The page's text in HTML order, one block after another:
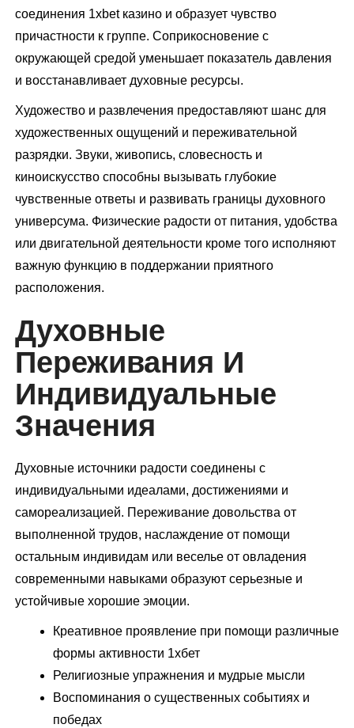
соединения 1xbet казино и образует чувство
причастности к группе. Соприкосновение с
окружающей средой уменьшает показатель давления
и восстанавливает духовные ресурсы.
Художество и развлечения предоставляют шанс для
художественных ощущений и переживательной
разрядки. Звуки, живопись, словесность и
киноискусство способны вызывать глубокие
чувственные ответы и развивать границы духовного
универсума. Физические радости от питания, удобства
или двигательной деятельности кроме того исполняют
важную функцию в поддержании приятного
расположения.
Духовные
Переживания И
Индивидуальные
Значения
Духовные источники радости соединены с
индивидуальными идеалами, достижениями и
самореализацией. Переживание довольства от
выполненной трудов, наслаждение от помощи
остальным индивидам или веселье от овладения
современными навыками образуют серьезные и
устойчивые хорошие эмоции.
Креативное проявление при помощи различные
формы активности 1хбет
Религиозные упражнения и мудрые мысли
Воспоминания о существенных событиях и
победах